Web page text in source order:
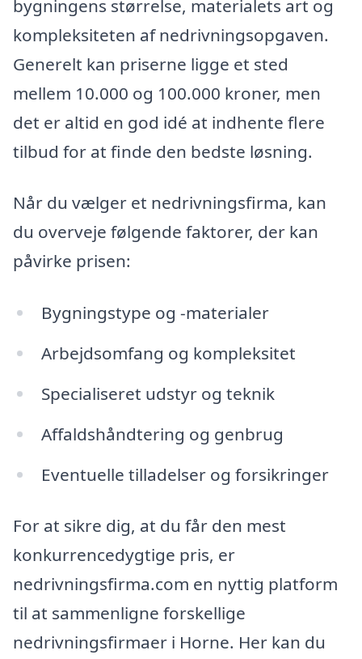
bygningens størrelse, materialets art og
kompleksiteten af nedrivningsopgaven.
Generelt kan priserne ligge et sted
mellem 10.000 og 100.000 kroner, men
det er altid en god idé at indhente flere
tilbud for at finde den bedste løsning.
Når du vælger et nedrivningsfirma, kan
du overveje følgende faktorer, der kan
påvirke prisen:
Bygningstype og -materialer
Arbejdsomfang og kompleksitet
Specialiseret udstyr og teknik
Affaldshåndtering og genbrug
Eventuelle tilladelser og forsikringer
For at sikre dig, at du får den mest
konkurrencedygtige pris, er
nedrivningsfirma.com en nyttig platform
til at sammenligne forskellige
nedrivningsfirmaer i Horne. Her kan du